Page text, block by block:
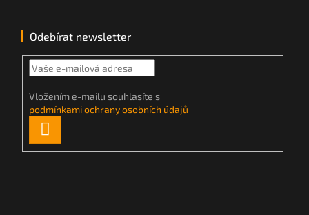
Odebírat newsletter
Vložením e-mailu souhlasíte s
podmínkami ochrany osobních údajů
SE